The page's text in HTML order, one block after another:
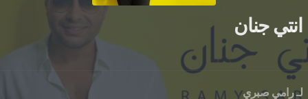
انتي جنان
لـ رامي صبري